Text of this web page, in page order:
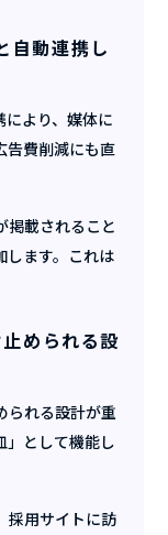
動連携し
より、媒体に
告費削減にも直
掲載されること
します。これは
められる設
られる設計が重
」として機能し
採用サイトに訪